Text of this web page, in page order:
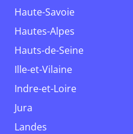
Haute-Savoie
Hautes-Alpes
Hauts-de-Seine
Ille-et-Vilaine
Indre-et-Loire
Jura
Landes